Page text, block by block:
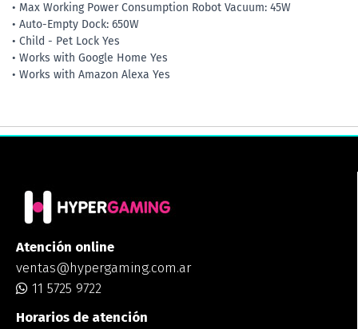
• Max Working Power Consumption Robot Vacuum: 45W
• Auto-Empty Dock: 650W
• Child - Pet Lock Yes
• Works with Google Home Yes
• Works with Amazon Alexa Yes
Atención online
ventas@hypergaming.com.ar
11 5725 9722
Horarios de atención